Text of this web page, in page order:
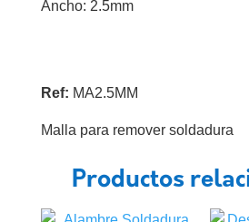
Ancho: 2.5mm
Ref: MA2.5MM
Malla para remover soldadura
Productos